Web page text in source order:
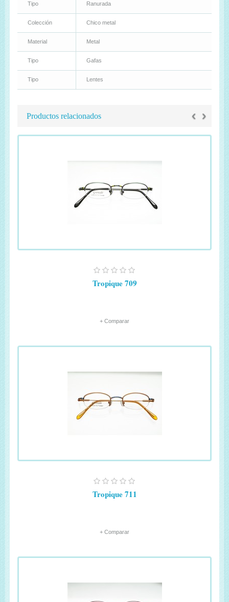
Tipo Ranurada
Colección Chico metal
Material Metal
Tipo Gafas
Tipo Lentes
Productos relacionados ‹ ›
Tropique 709
+ Comparar
Tropique 711
+ Comparar